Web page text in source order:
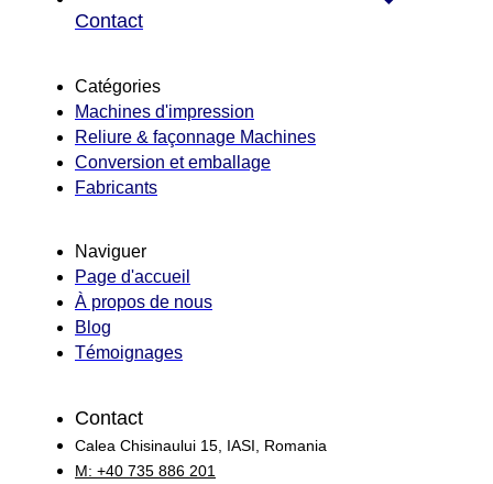
Contact
Catégories
Machines d'impression
Reliure & façonnage Machines
Conversion et emballage
Fabricants
Naviguer
Page d'accueil
À propos de nous
Blog
Témoignages
Contact
Calea Chisinaului 15, IASI, Romania
M: +40 735 886 201